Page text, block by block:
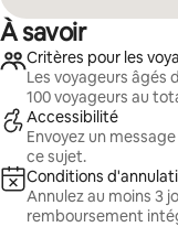
À savoir
Critères pour les
Les voyageurs âgés
100 voyageurs au
Accessibilité
Envoyez un
ce sujet.
Conditions
Annulez au moins 3
remboursement